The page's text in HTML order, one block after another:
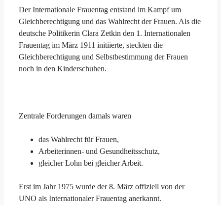
Der Internationale Frauentag entstand im Kampf um
Gleichberechtigung und das Wahlrecht der Frauen. Als die
deutsche Politikerin Clara Zetkin den 1. Internationalen
Frauentag im März 1911 initiierte, steckten die
Gleichberechtigung und Selbstbestimmung der Frauen
noch in den Kinderschuhen.
Zentrale Forderungen damals waren
das Wahlrecht für Frauen,
Arbeiterinnen- und Gesundheitsschutz,
gleicher Lohn bei gleicher Arbeit.
Erst im Jahr 1975 wurde der 8. März offiziell von der
UNO als Internationaler Frauentag anerkannt.